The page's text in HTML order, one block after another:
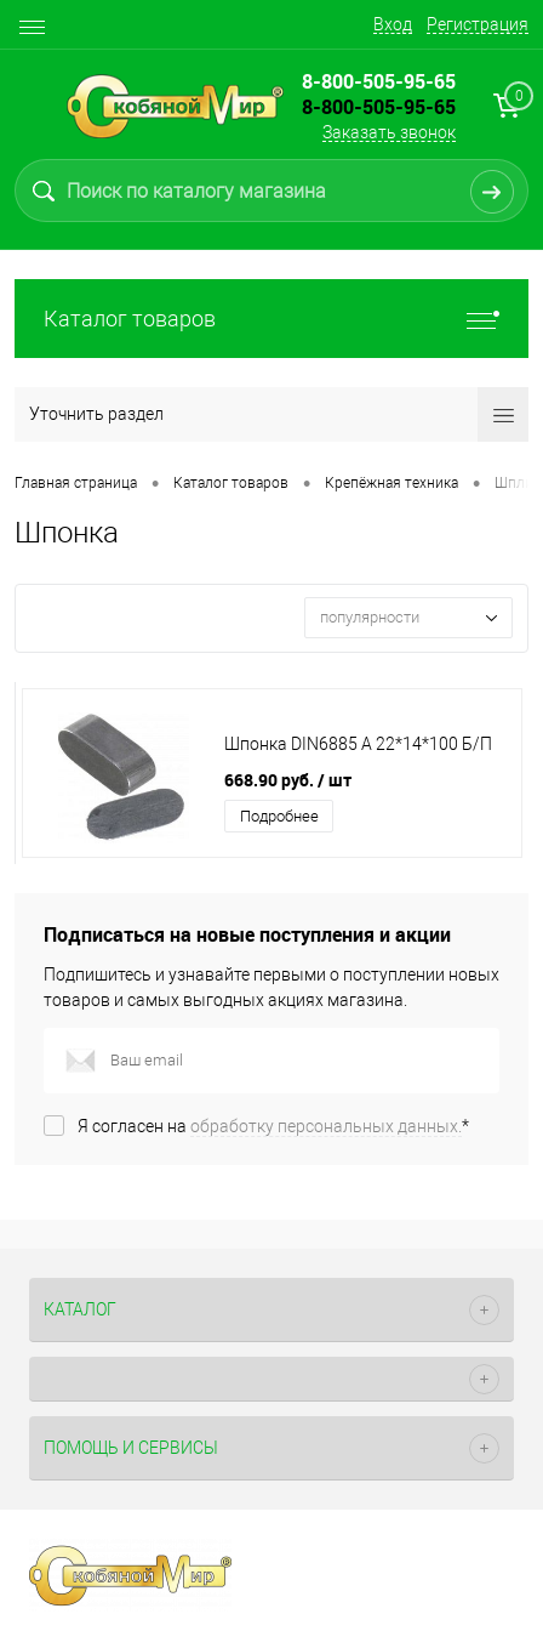
Вход Регистрация
8-800-505-95-65
8-800-505-95-65
Заказать звонок
0
Каталог товаров
Уточнить раздел
Главная страница • Каталог товаров • Крепёжная техника •
Шпонка
популярности
Шпонка DIN6885 А 22*14*100 Б/П
668.90 руб. / шт
Подробнее
Подписаться на новые поступления и акции
Подпишитесь и узнавайте первыми о поступлении новых
товаров и самых выгодных акциях магазина.
Я согласен на обработку персональных данных.*
КАТАЛОГ
ПОМОЩЬ И СЕРВИСЫ